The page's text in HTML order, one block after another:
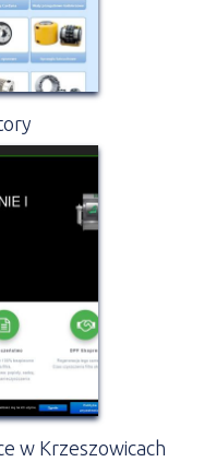
w Krzeszowicach